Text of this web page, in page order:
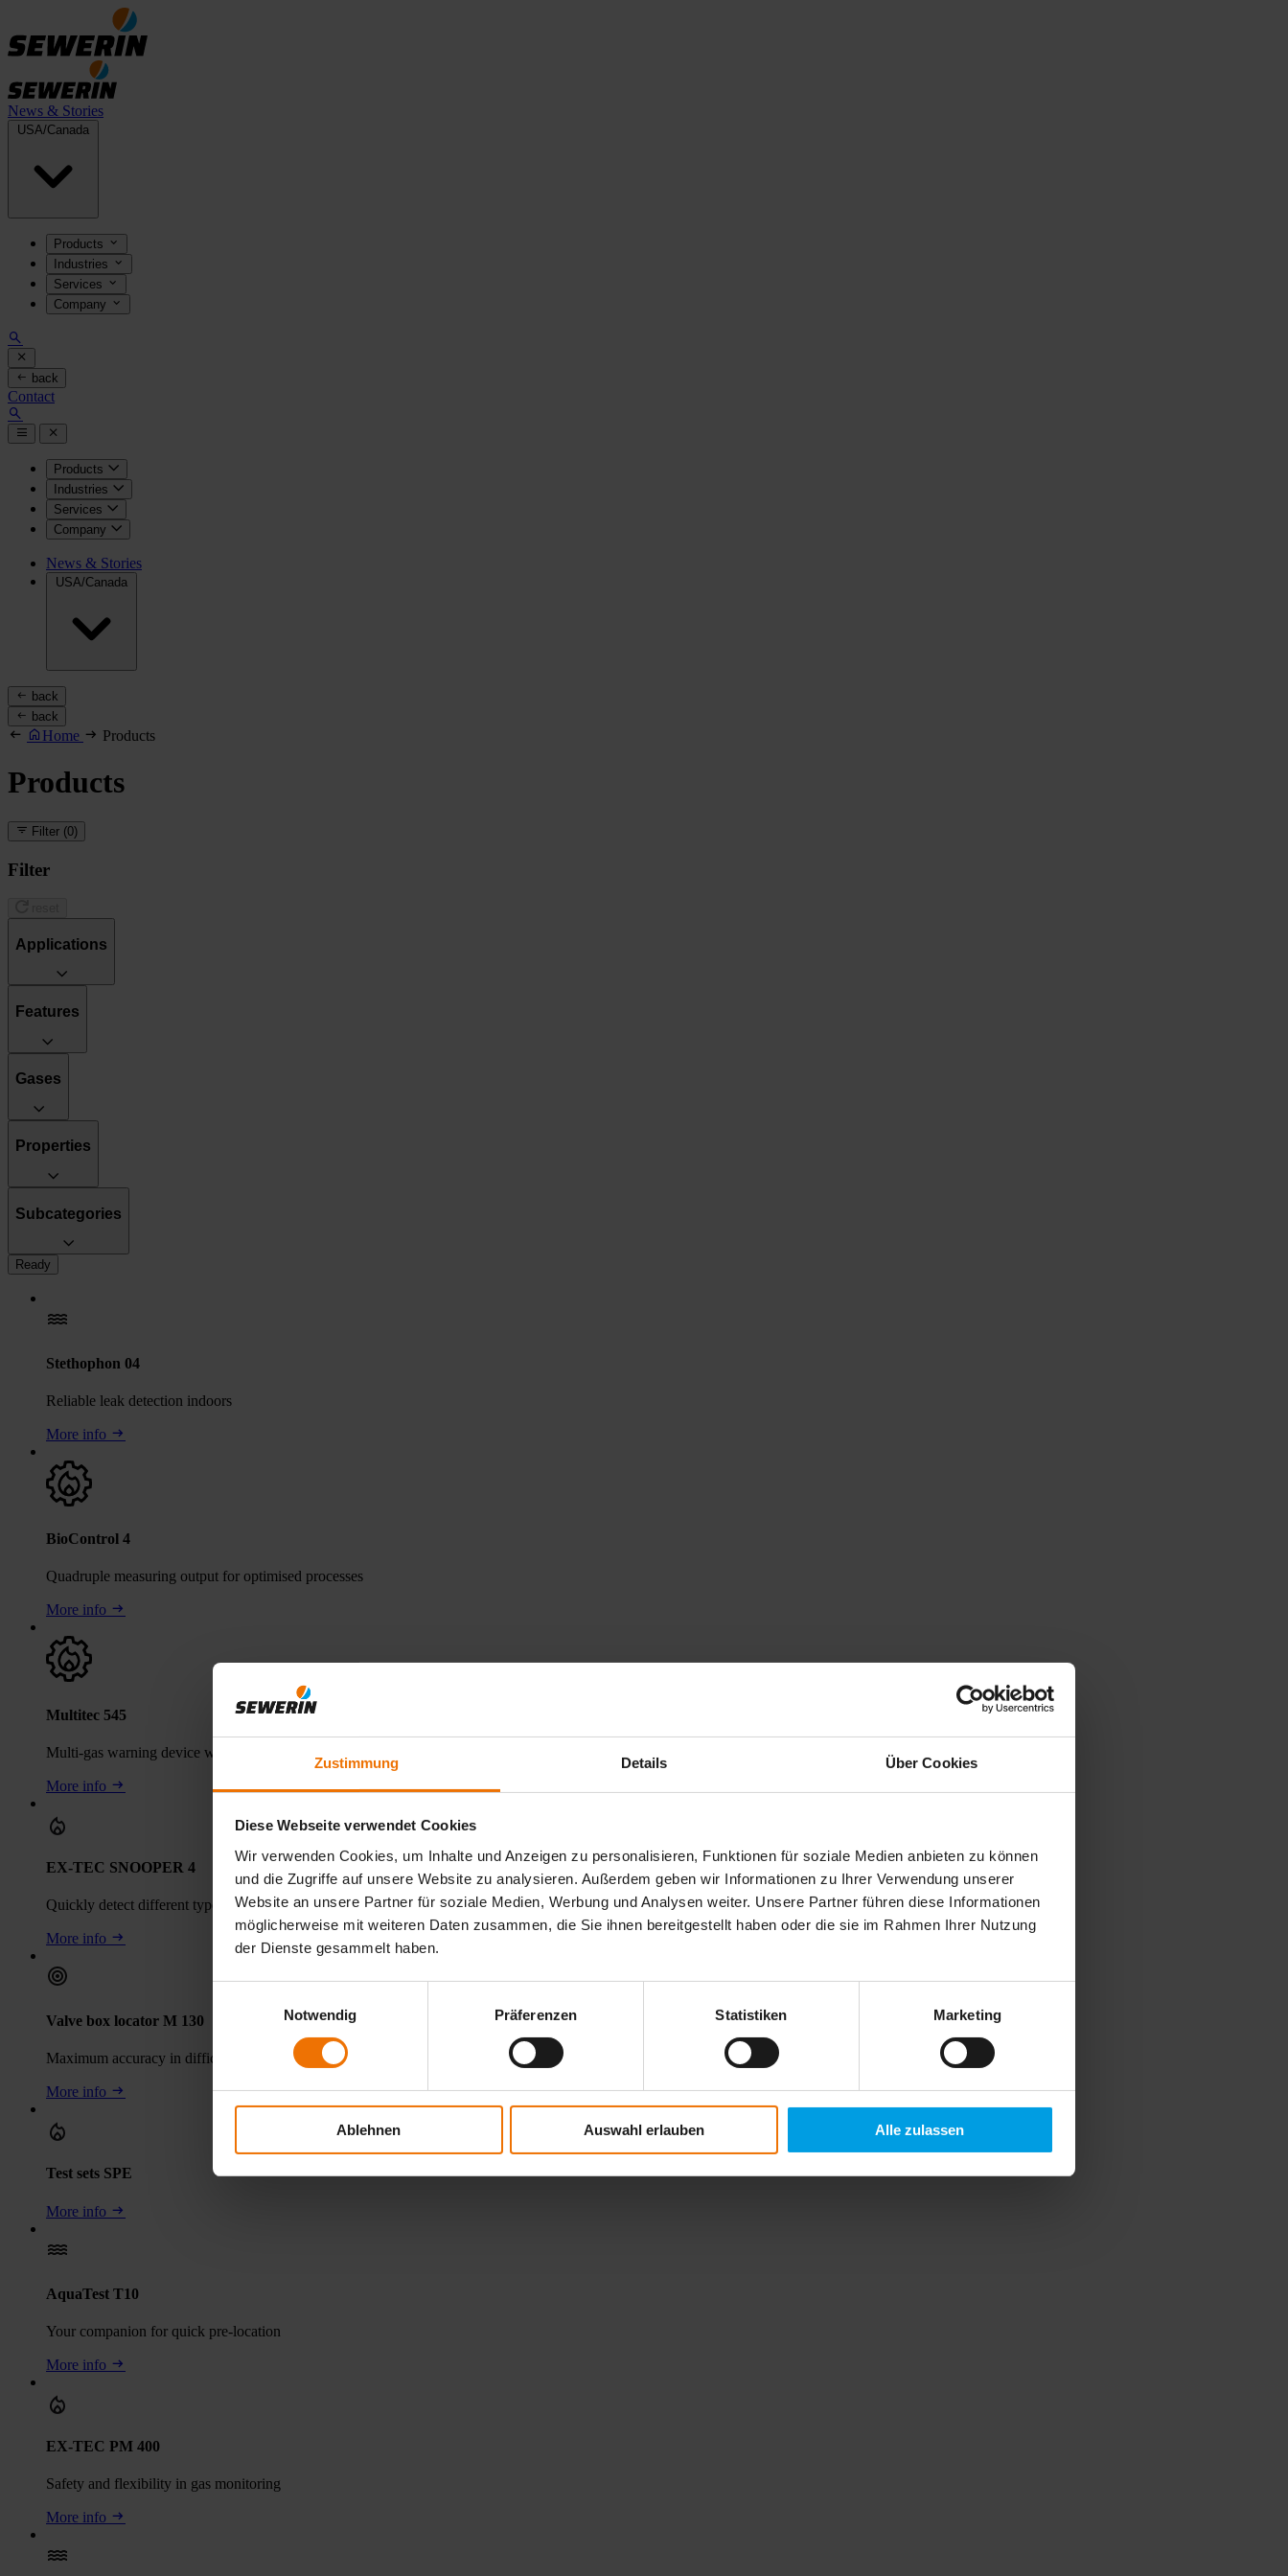
Zustimmung Details Über Cookies
Diese Webseite verwendet Cookies
Wir verwenden Cookies, um Inhalte und Anzeigen zu personalisieren, Funktionen für soziale Medien anbieten zu können
und die Zugriffe auf unsere Website zu analysieren. Außerdem geben wir Informationen zu Ihrer Verwendung unserer
Website an unsere Partner für soziale Medien, Werbung und Analysen weiter. Unsere Partner führen diese Informationen
möglicherweise mit weiteren Daten zusammen, die Sie ihnen bereitgestellt haben oder die sie im Rahmen Ihrer Nutzung
der Dienste gesammelt haben.
Notwendig
Präferenzen Statistiken Marketing
Ablehnen Auswahl erlauben Alle zulassen
News & Stories
USA/Canada
Products
Industries
Services
Company
back
Contact
Products
Industries
Services
Company
News & Stories
USA/Canada
back
back
Home Products
Products
Filter (0)
Filter
Applications
Features
Gases
Properties
Subcategories
Ready
Stethophon 04
Reliable leak detection indoors
More info
BioControl 4
Quadruple measuring output for optimised processes
More info
Multitec 545
Multi-gas warning device with extended H2S measuring range
More info
EX-TEC SNOOPER 4
Quickly detect different types of gas
More info
Valve box locator M 130
Maximum accuracy in difficult object location
More info
Test sets SPE
More info
AquaTest T10
Your companion for quick pre-location
More info
EX-TEC PM 400
Safety and flexibility in gas monitoring
More info